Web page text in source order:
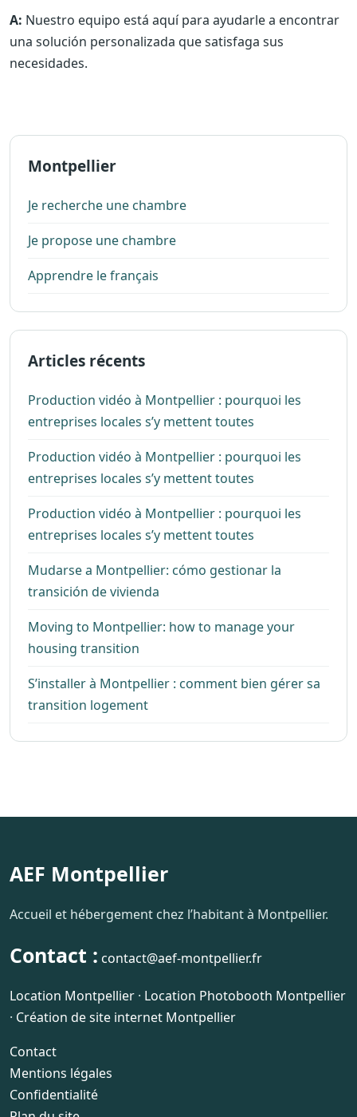
A: Nuestro equipo está aquí para ayudarle a encontrar
una solución personalizada que satisfaga sus
necesidades.
Montpellier
Je recherche une chambre
Je propose une chambre
Apprendre le français
Articles récents
Production vidéo à Montpellier : pourquoi les
entreprises locales s’y mettent toutes
Production vidéo à Montpellier : pourquoi les
entreprises locales s’y mettent toutes
Production vidéo à Montpellier : pourquoi les
entreprises locales s’y mettent toutes
Mudarse a Montpellier: cómo gestionar la
transición de vivienda
Moving to Montpellier: how to manage your
housing transition
S’installer à Montpellier : comment bien gérer sa
transition logement
AEF Montpellier
Accueil et hébergement chez l’habitant à Montpellier.
Contact : contact@aef-montpellier.fr
Location Montpellier · Location Photobooth Montpellier
· Création de site internet Montpellier
Contact
Mentions légales
Confidentialité